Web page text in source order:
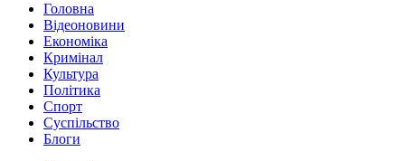
Головна
Відеоновини
Економіка
Кримінал
Культура
Політика
Спорт
Суспільство
Блоги